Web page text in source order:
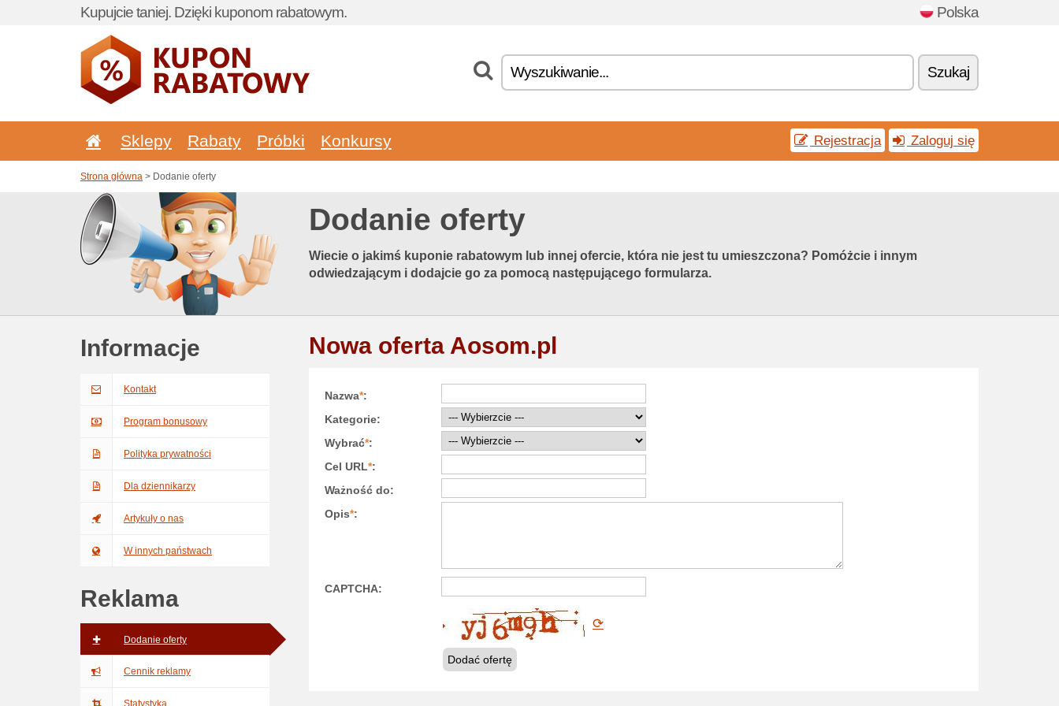
Kupujcie taniej. Dzięki kuponom rabatowym. Polska
Szukaj
Sklepy Rabaty Próbki Konkursy Rejestracja Zaloguj się
Strona główna > Dodanie oferty
Dodanie oferty
Wiecie o jakimś kuponie rabatowym lub innej ofercie, która nie jest tu umieszczona? Pomóżcie i innym
odwiedzającym i dodajcie go za pomocą następującego formularza.
Informacje
Kontakt
Program bonusowy
Polityka prywatności
Dla dziennikarzy
Artykuły o nas
W innych państwach
Reklama
Dodanie oferty
Cennik reklamy
Statystyka
Nowa oferta Aosom.pl
Nazwa*:
Kategorie:
Wybrać*:
Cel URL*:
Ważność do:
Opis*:
CAPTCHA:
⟳
Dodać ofertę